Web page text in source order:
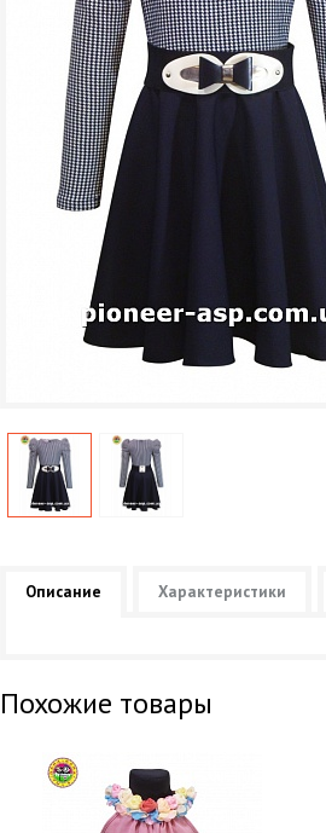
Описание Характеристики
Похожие товары